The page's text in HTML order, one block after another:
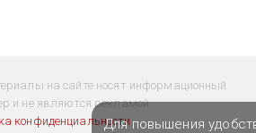
на сайте носят информационный
и не являются рекламой.
конфиденциальностиДля повышения